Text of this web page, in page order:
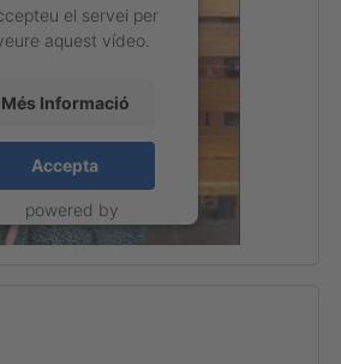
el servei per
aquest vídeo.
Més Informació
Accepta
powered by
Consent